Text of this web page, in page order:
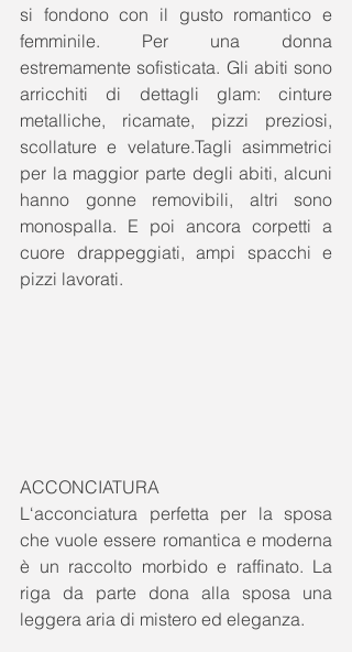
si fondono con il gusto romantico e
femminile. Per una donna
estremamente sofisticata. Gli abiti sono
arricchiti di dettagli glam: cinture
metalliche, ricamate, pizzi preziosi,
scollature e velature.Tagli asimmetrici
per la maggior parte degli abiti, alcuni
hanno gonne removibili, altri sono
monospalla. E poi ancora corpetti a
cuore drappeggiati, ampi spacchi e
pizzi lavorati.
ACCONCIATURA
L‘acconciatura perfetta per la sposa
che vuole essere romantica e moderna
è un raccolto morbido e raffinato. La
riga da parte dona alla sposa una
leggera aria di mistero ed eleganza.